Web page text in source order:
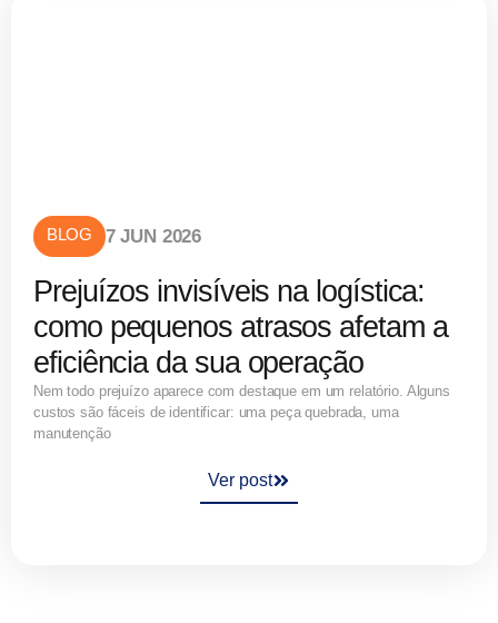
BLOG 7 JUN 2026
Prejuízos invisíveis na logística:
como pequenos atrasos afetam a
eficiência da sua operação
Nem todo prejuízo aparece com destaque em um relatório. Alguns
custos são fáceis de identificar: uma peça quebrada, uma
manutenção
Ver post